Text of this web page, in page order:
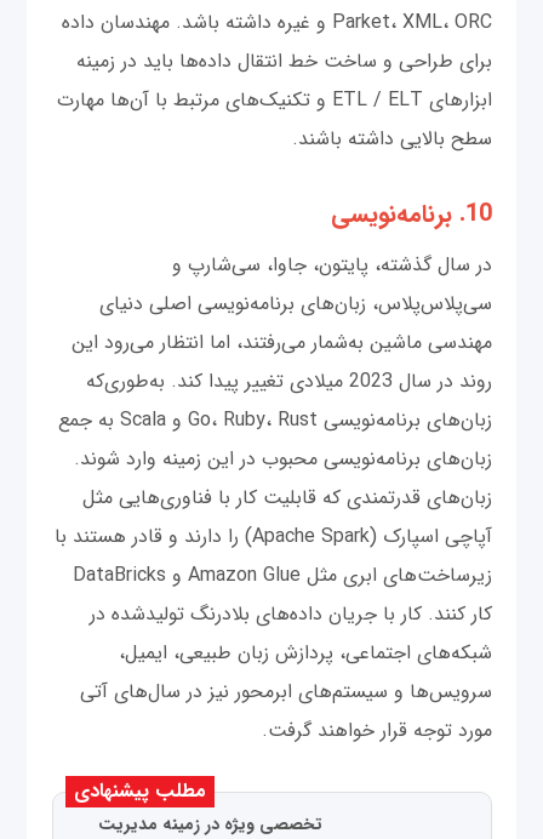
Parket، XML، ORC و غیره داشته باشد. مهندسان داده
برای طراحی و ساخت خط انتقال داده‌ها باید در زمینه
ابزارهای ETL / ELT و تکنیک‌های مرتبط با آن‌ها مهارت
سطح بالایی داشته باشند.
10. برنامه‌نویسی
در سال گذشته، پایتون، جاوا، سی‌شارپ و
سی‌پلاس‌پلاس، زبان‌های برنامه‌نویسی اصلی دنیای
مهندسی ماشین به‌شمار می‌رفتند، اما انتظار می‌رود این
روند در سال 2023 میلادی تغییر پیدا کند. به‌طوری‌که
زبان‌های برنامه‌نویسی Go، Ruby، Rust و Scala به جمع
زبان‌های برنامه‌نویسی محبوب در این زمینه وارد شوند.
زبان‌های قدرتمندی که قابلیت کار با فناوری‌هایی مثل
آپاچی اسپارک (Apache Spark) را دارند و قادر هستند با
زیرساخت‌های ابری مثل Amazon Glue و DataBricks
کار کنند. کار با جریان داده‌های بلادرنگ تولیدشده در
شبکه‌های اجتماعی، پردازش زبان طبیعی، ایمیل،
سرویس‌ها و سیستم‌های ابرمحور نیز در سال‌های آتی
مورد توجه قرار خواهند گرفت.
مطلب پیشنهادی
تخصصی ویژه در زمینه مدیریت